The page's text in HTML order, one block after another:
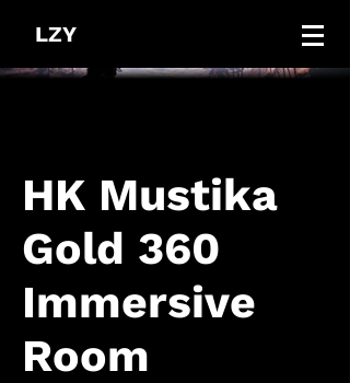
LZY
HK Mustika
Gold 360
Immersive
Room